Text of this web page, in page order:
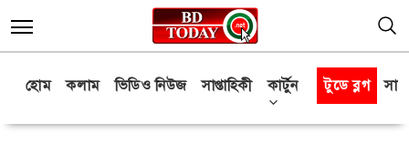
হোম কলাম ভিডিও নিউজ সাপ্তাহিকী কার্টুন টুডে ব্লগ